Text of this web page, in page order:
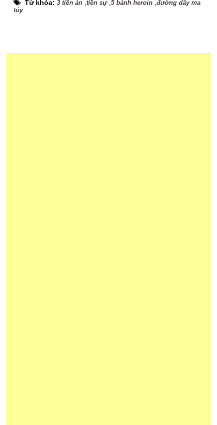
Từ khóa:3 tiền án ,tiền sự,5 bánh heroin ,đường dây ma
túy